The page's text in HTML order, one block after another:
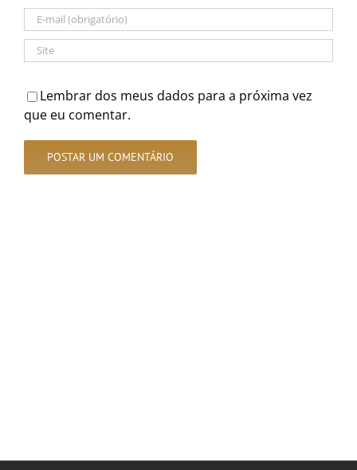
Lembrar dos meus dados para a próxima vez
que eu comentar.